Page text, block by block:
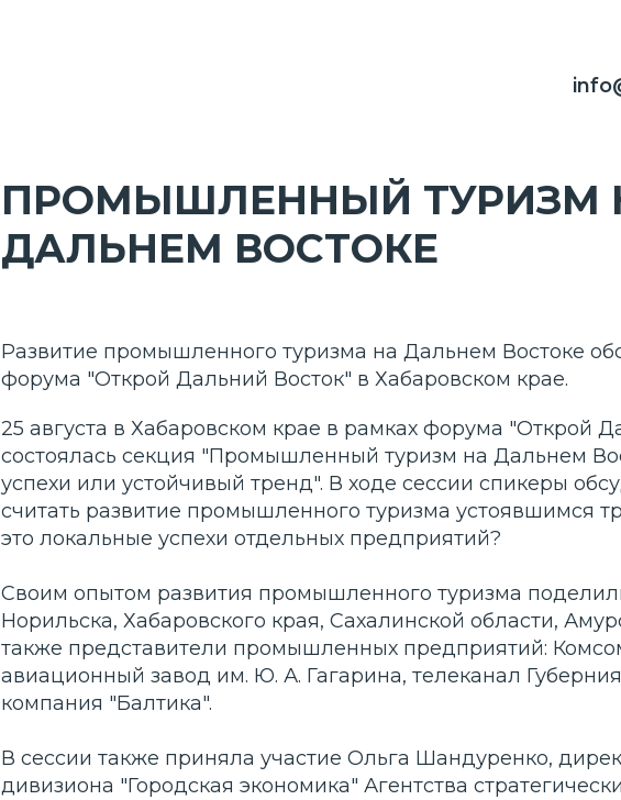
ПРОМЫШЛЕННЫЙ ТУРИЗМ
ДАЛЬНЕМ ВОСТОКЕ
Развитие промышленного туризма на Дальнем Востоке
форума "Открой Дальний Восток" в Хабаровском крае.
25 августа в Хабаровском крае в рамках форума "Открой
состоялась секция "Промышленный туризм на Дальнем
успехи или устойчивый тренд". В ходе сессии спикеры
считать развитие промышленного туризма устоявшимся
это локальные успехи отдельных предприятий?
Своим опытом развития промышленного туризма
Норильска, Хабаровского края, Сахалинской области,
также представители промышленных предприятий:
авиационный завод им. Ю. А. Гагарина, телеканал
компания "Балтика".
В сессии также приняла участие Ольга Шандуренко,
дивизиона "Городская экономика" Агентства